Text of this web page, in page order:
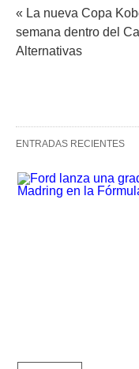
« La nueva Copa
semana dentro del
Alternativas
ENTRADAS RECIENTES